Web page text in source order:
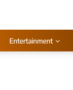
Entertainment